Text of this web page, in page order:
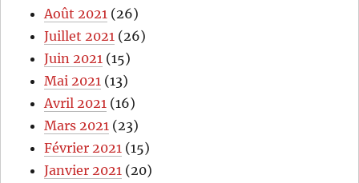
Août 2021 (26)
Juillet 2021 (26)
Juin 2021 (15)
Mai 2021 (13)
Avril 2021 (16)
Mars 2021 (23)
Février 2021 (15)
Janvier 2021 (20)